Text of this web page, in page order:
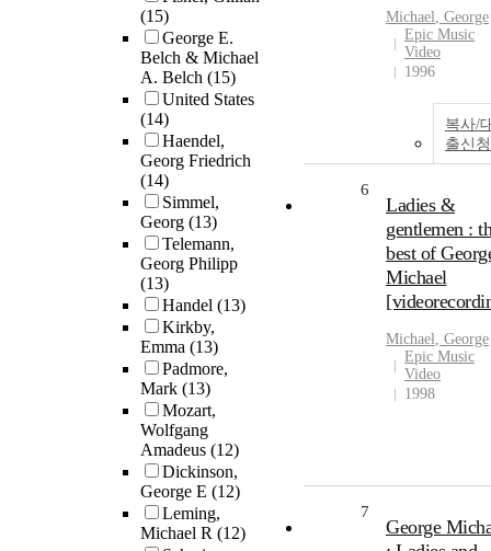
(15)
George E.
Belch & Michael
A. Belch (15)
United States
(14)
Haendel,
Georg Friedrich
(14)
Simmel,
Georg (13)
Telemann,
Georg Philipp
(13)
Handel (13)
Kirkby,
Emma (13)
Padmore,
Mark (13)
Mozart,
Wolfgang
Amadeus (12)
Dickinson,
George E (12)
Leming,
Michael R (12)
Michael, George
Epic Music
Video
1996
복사/
출신청
6
Ladies &
gentlemen :
best of
Michael
Michael, George
Epic Music
Video
1998
7
George